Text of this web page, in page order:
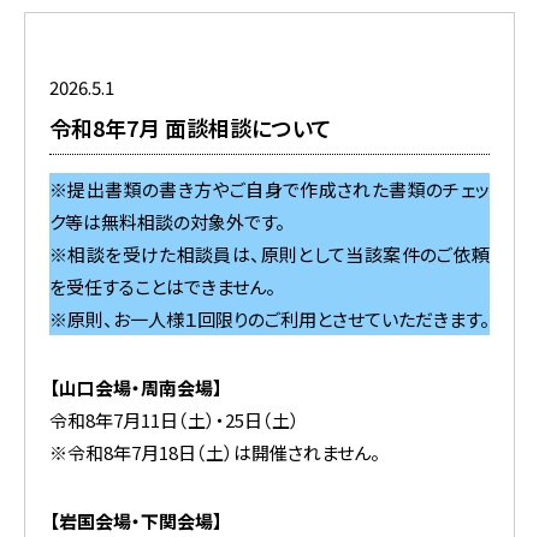
2026.5.1
令和8年7月 面談相談について
※提出書類の書き方やご自身で作成された書類のチェッ
ク等は無料相談の対象外です。
※相談を受けた相談員は、原則として当該案件のご依頼
を受任することはできません。
※原則、お一人様１回限りのご利用とさせていただきます。
【山口会場・周南会場】
令和8年7月11日（土）・25日（土）
※令和8年7月18日（土）は開催されません。
【岩国会場・下関会場】